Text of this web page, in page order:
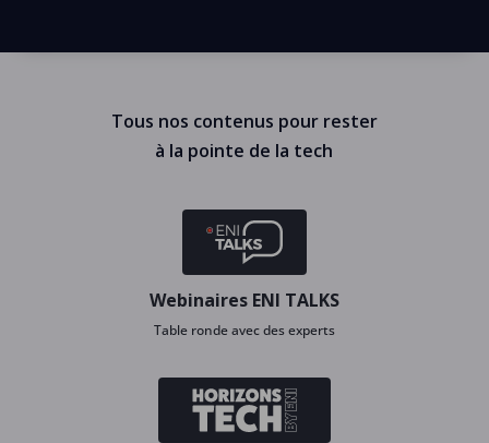
Tous nos contenus pour rester
à la pointe de la tech
Webinaires ENI TALKS
Table ronde avec des experts